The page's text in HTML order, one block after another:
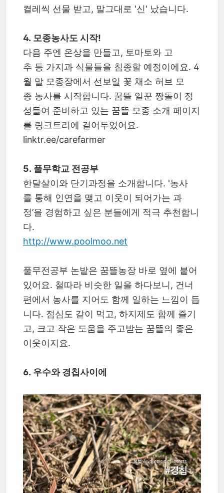
켤레씩 선물 받고, 말그대로 '신' 났습니다.
4. 모종농사도 시작!
다음 주엔 온상을 만들고, 토마토와 고
추 등 가지과 식물들을 침종할 예정이에요. 4
월 말 모종장에서 선보일 꽃 채소 허브 모
종 농사를 시작합니다. 꿈뜰 일꾼 짱돌이 정
성들여 준비하고 있는 꿈뜰 모종 소개 페이지
를 링크트리에 걸어두었어요.
linktr.ee/carefarmer
5. 풀무학교 전공부
한달살이와 단기과정을 소개합니다. '농사
를 통해 인연을 맺고 이웃이 되어가는 과
정’을 경험하고 싶은 분들에게 적극 추천합니
다.
http://www.poolmoo.net
풀무전공부 논밭은 꿈뜰농장 바로 옆에 붙어
있어요. 철따라 비슷한 일을 하다보니, 건너
편에서 농사를 지어도 함께 일하는 느낌이 듭
니다. 점심도 같이 먹고, 하지제도 함께 즐기
고, 크고 작은 도움을 주고받는 꿈뜰의 좋은
이웃이지요.
6. 우수와 경칩사이에